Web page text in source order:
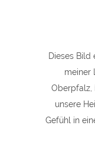
Dieses Bild
meiner
Oberpfalz,
unsere
Gefühl in